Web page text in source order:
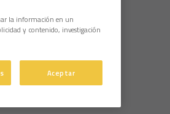
la información en un
y contenido, investigación
Aceptar